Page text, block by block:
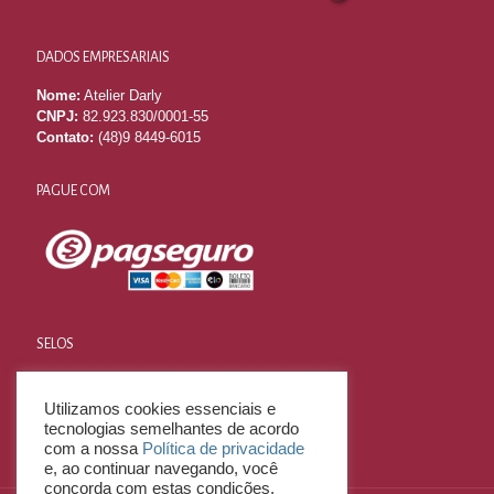
DADOS EMPRESARIAIS
Nome: Atelier Darly
CNPJ: 82.923.830/0001-55
Contato: (48)9 8449-6015
PAGUE COM
SELOS
Utilizamos cookies essenciais e
tecnologias semelhantes de acordo
com a nossa Política de privacidade
e, ao continuar navegando, você
concorda com estas condições.